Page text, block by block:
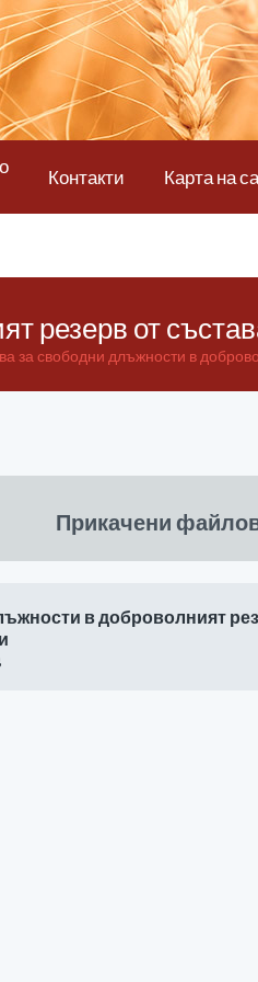
Контакти Карта на
резерв от
за свободни длъжности в
Прикачени
в доброволният